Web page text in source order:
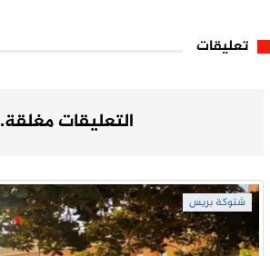
تعليقات
التعليقات مغلقة.
شتوكة بريس